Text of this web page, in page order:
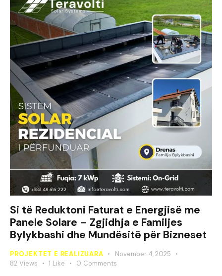
Si të Reduktoni Faturat e Energjisë me
Panele Solare – Zgjidhja e Familjes
Bylykbashi dhe Mundësitë për Bizneset
PROJEKTET E REALIZUARA
November 4, 2025
82 Views 1 Like 0 Comments